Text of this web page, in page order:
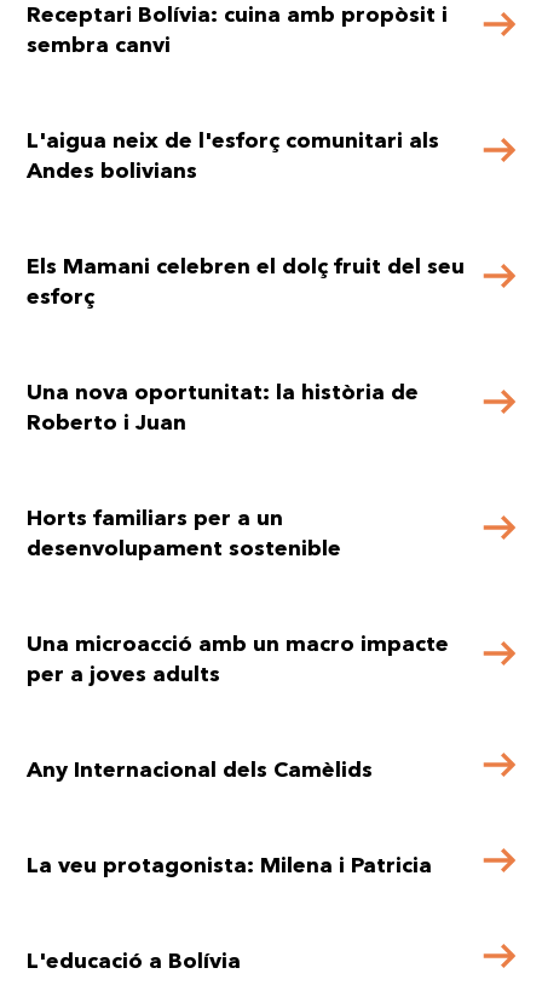
Receptari Bolívia: cuina amb propòsit i
sembra canvi
L'aigua neix de l'esforç comunitari als
Andes bolivians
Els Mamani celebren el dolç fruit del seu
esforç
Una nova oportunitat: la història de
Roberto i Juan
Horts familiars per a un
desenvolupament sostenible
Una microacció amb un macro impacte
per a joves adults
Any Internacional dels Camèlids
La veu protagonista: Milena i Patricia
L'educació a Bolívia